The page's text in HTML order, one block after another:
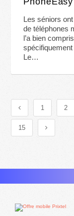
Les séniors
de téléphones
l’a bien
Le…
1 2
15